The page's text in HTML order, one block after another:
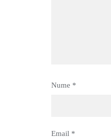
Nume *
Email *